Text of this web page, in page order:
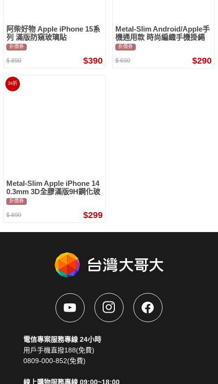
阿柴好物 Apple iPhone 15系
列 滿版防窺玻璃貼
折價券
$890 $390
Metal-Slim Android/Apple手
機通用款 時尚編織手機掛繩
組(含掛繩和連接墊片) 十色選
折價券
$690 $290
34折
Metal-Slim Apple iPhone 14
0.3mm 3D全膠滿版9H鋼化玻
璃貼-星夜黑
折價券
$890 $299
電信專案服務專線 24小時
用戶手機直撥188(免費)
0809-000-852(免費)
線上購物服務專線 09:00~18:00